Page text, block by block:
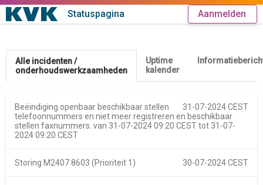
Statuspagina Aanmelden
Alle incidenten /
onderhoudswerkzaamheden
Uptime
kalender
31-07-2024 CEST
Beëindiging openbaar beschikbaar stellen
telefoonnummers en niet meer registreren en beschikbaar
stellen faxnummers. van 31-07-2024 09:20 CESTtot 31-07-
2024 09:20 CEST
30-07-2024 CEST
Storing M2407 8603 (Prioriteit 1)